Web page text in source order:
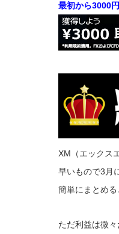
最初から3000
XM（エックス
早いもので3月
簡単にまとめ
ただ利益は微